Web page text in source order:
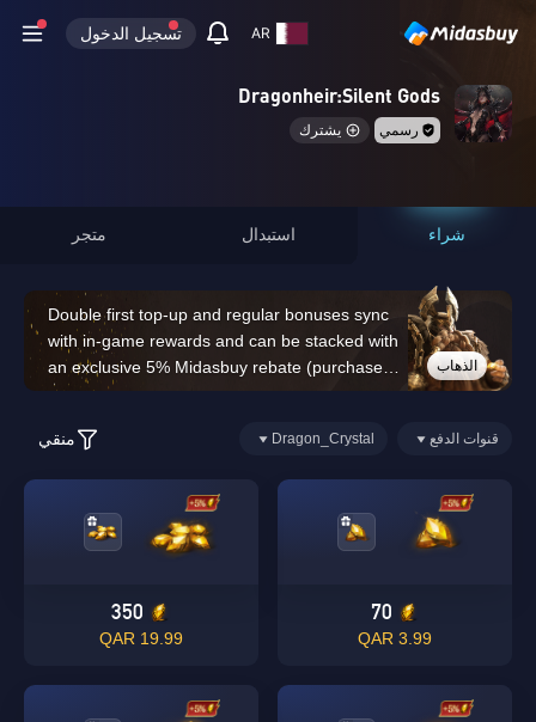
AR تسجيل الدخول
Dragonheir:Silent Gods
رسمي يشترك
شراء استبدال متجر
Double first top-up and regular bonuses sync
with in-game rewards and can be stacked with
an exclusive 5% Midasbuy rebate (purchases
of 14,000 Dragon Crystals or above do not
الذهاب
قنوات الدفع Dragon_Crystal منقي
70
3.99 QAR
350
19.99 QAR